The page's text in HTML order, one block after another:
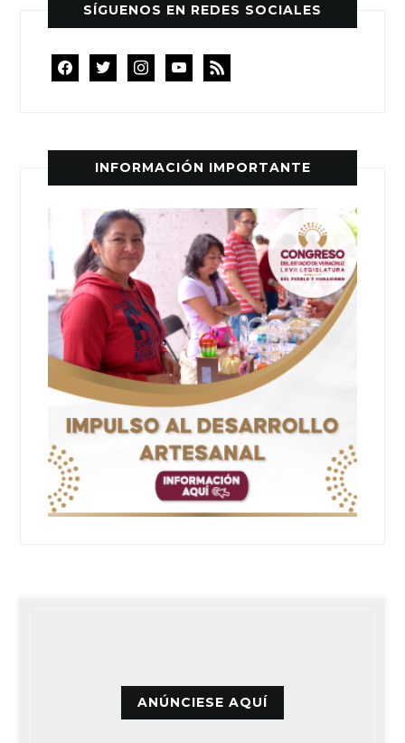
SÍGUENOS EN REDES SOCIALES
facebooktwitterinstagramyoutube
rss
INFORMACIÓN IMPORTANTE
ANÚNCIESE AQUÍ